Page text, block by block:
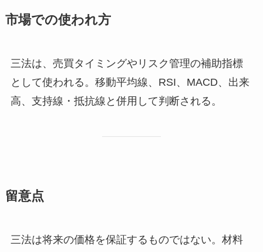
市場での使われ方
三法は、売買タイミングやリスク管理の補助指標
として使われる。移動平均線、RSI、MACD、出来
高、支持線・抵抗線と併用して判断される。
留意点
三法は将来の価格を保証するものではない。材料